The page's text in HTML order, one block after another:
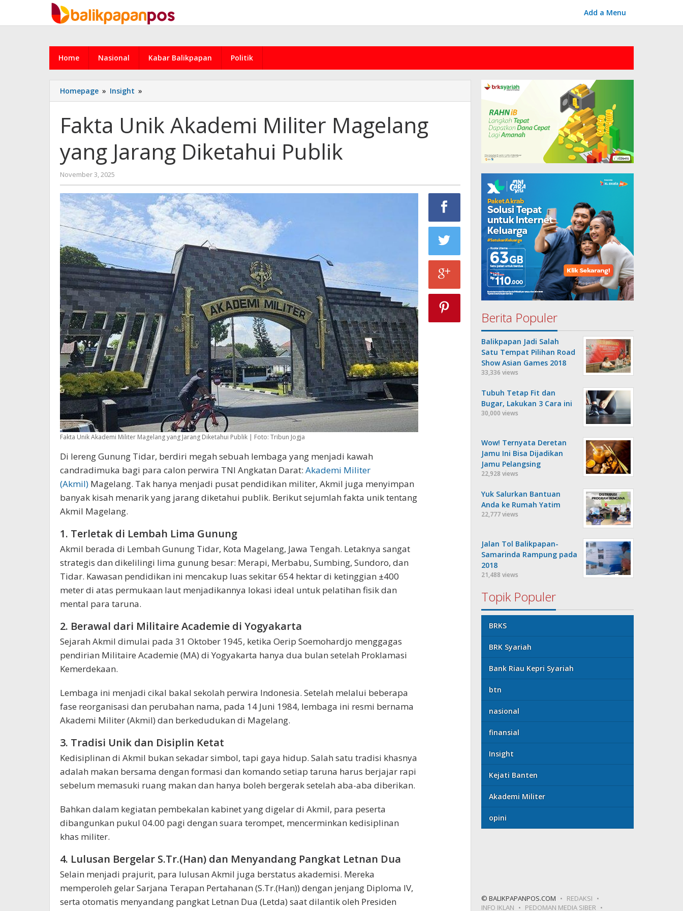
content
Add a Menu
Home Nasional Kabar Balikpapan Politik
Homepage » Insight »
Unik
Militer
Magelang
Jarang
Diketahui
Fakta Unik Akademi Militer Magelang
yang Jarang Diketahui Publik
November 3, 2025
admin
Fakta Unik Akademi Militer Magelang yang Jarang Diketahui Publik | Foto: Tribun Jogja
Di lereng Gunung Tidar, berdiri megah sebuah lembaga yang menjadi kawah
candradimuka bagi para calon perwira TNI Angkatan Darat: Akademi Militer
(Akmil) Magelang. Tak hanya menjadi pusat pendidikan militer, Akmil juga menyimpan
banyak kisah menarik yang jarang diketahui publik. Berikut sejumlah fakta unik tentang
Akmil Magelang.
1. Terletak di Lembah Lima Gunung
Akmil berada di Lembah Gunung Tidar, Kota Magelang, Jawa Tengah. Letaknya sangat
strategis dan dikelilingi lima gunung besar: Merapi, Merbabu, Sumbing, Sundoro, dan
Tidar. Kawasan pendidikan ini mencakup luas sekitar 654 hektar di ketinggian ±400
meter di atas permukaan laut menjadikannya lokasi ideal untuk pelatihan fisik dan
mental para taruna.
2. Berawal dari Militaire Academie di Yogyakarta
Sejarah Akmil dimulai pada 31 Oktober 1945, ketika Oerip Soemohardjo menggagas
pendirian Militaire Academie (MA) di Yogyakarta hanya dua bulan setelah Proklamasi
Kemerdekaan.
Lembaga ini menjadi cikal bakal sekolah perwira Indonesia. Setelah melalui beberapa
fase reorganisasi dan perubahan nama, pada 14 Juni 1984, lembaga ini resmi bernama
Akademi Militer (Akmil) dan berkedudukan di Magelang.
3. Tradisi Unik dan Disiplin Ketat
Kedisiplinan di Akmil bukan sekadar simbol, tapi gaya hidup. Salah satu tradisi khasnya
adalah makan bersama dengan formasi dan komando setiap taruna harus berjajar rapi
sebelum memasuki ruang makan dan hanya boleh bergerak setelah aba-aba diberikan.
Bahkan dalam kegiatan pembekalan kabinet yang digelar di Akmil, para peserta
dibangunkan pukul 04.00 pagi dengan suara terompet, mencerminkan kedisiplinan
khas militer.
4. Lulusan Bergelar S.Tr.(Han) dan Menyandang Pangkat Letnan Dua
Selain menjadi prajurit, para lulusan Akmil juga berstatus akademisi. Mereka
memperoleh gelar Sarjana Terapan Pertahanan (S.Tr.(Han)) dengan jenjang Diploma IV,
serta otomatis menyandang pangkat Letnan Dua (Letda) saat dilantik oleh Presiden
Berita Populer
Balikpapan Jadi Salah
Satu Tempat Pilihan Road
Show Asian Games 2018
33,336 views
Tubuh Tetap Fit dan
Bugar, Lakukan 3 Cara ini
30,000 views
Wow! Ternyata Deretan
Jamu Ini Bisa Dijadikan
Jamu Pelangsing
22,928 views
Yuk Salurkan Bantuan
Anda ke Rumah Yatim
22,777 views
Jalan Tol Balikpapan-
Samarinda Rampung pada
2018
21,488 views
Topik Populer
BRKS
BRK Syariah
Bank Riau Kepri Syariah
btn
nasional
finansial
Insight
Kejati Banten
Akademi Militer
opini
© BALIKPAPANPOS.COM
REDAKSI
INFO IKLAN
PEDOMAN MEDIA SIBER